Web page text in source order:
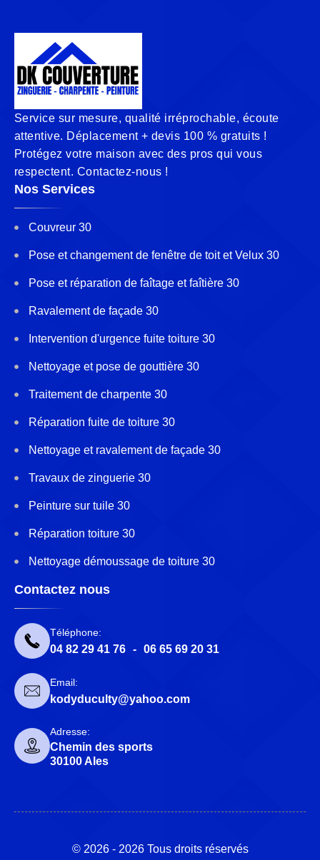
Service sur mesure, qualité irréprochable, écoute
attentive. Déplacement + devis 100 % gratuits !
Protégez votre maison avec des pros qui vous
respectent. Contactez-nous !
Nos Services
Couvreur 30
Pose et changement de fenêtre de toit et Velux 30
Pose et réparation de faîtage et faîtière 30
Ravalement de façade 30
Intervention d'urgence fuite toiture 30
Nettoyage et pose de gouttière 30
Traitement de charpente 30
Réparation fuite de toiture 30
Nettoyage et ravalement de façade 30
Travaux de zinguerie 30
Peinture sur tuile 30
Réparation toiture 30
Nettoyage démoussage de toiture 30
Contactez nous
Téléphone:
04 82 29 41 76 - 06 65 69 20 31
Email:
kodyduculty@yahoo.com
Adresse:
Chemin des sports
30100 Ales
© 2026 - 2026 Tous droits réservés